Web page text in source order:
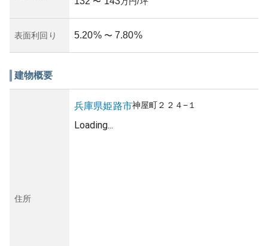
表面利回り 5.20% 〜 7.80%
建物概要
住所
兵庫県姫路市神屋町２２４−１
Loading...